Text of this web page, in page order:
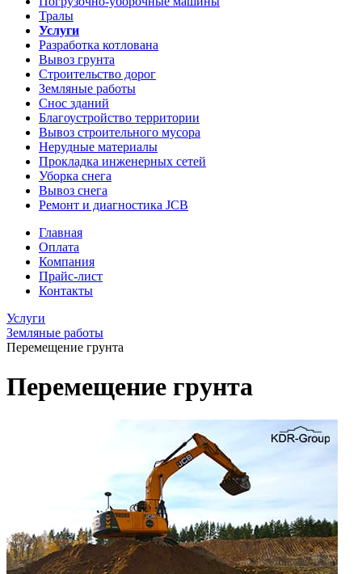
Тралы
Услуги
Разработка котлована
Вывоз грунта
Строительство дорог
Земляные работы
Снос зданий
Благоустройство территории
Вывоз строительного мусора
Нерудные материалы
Прокладка инженерных сетей
Уборка снега
Вывоз снега
Ремонт и диагностика JCB
Главная
Оплата
Компания
Прайс-лист
Контакты
Услуги
Земляные работы
Перемещение грунта
Перемещение грунта